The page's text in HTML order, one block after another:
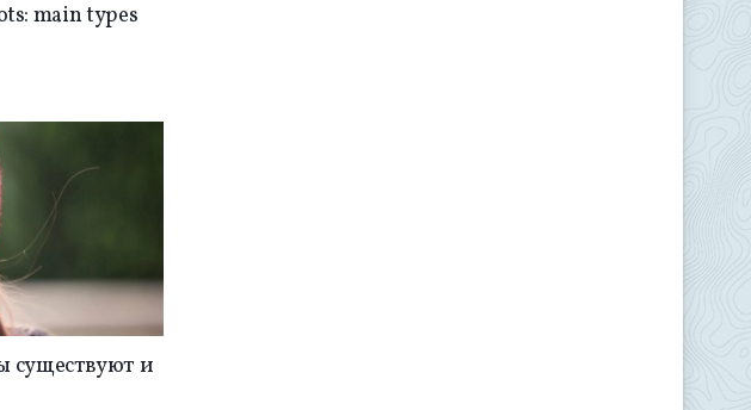
main types
существуют и